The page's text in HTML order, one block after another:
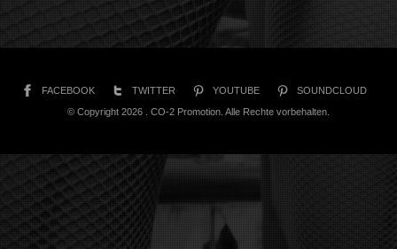
FACEBOOK TWITTER YOUTUBE
SOUNDCLOUD
© Copyright 2026 . CO-2 Promotion. Alle Rechte vorbehalten.